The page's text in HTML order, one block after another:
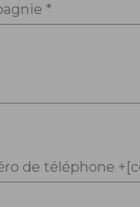
*
de téléphone